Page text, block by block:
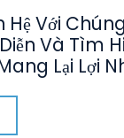
Hệ Với
Và Tìm
Lại Lợi